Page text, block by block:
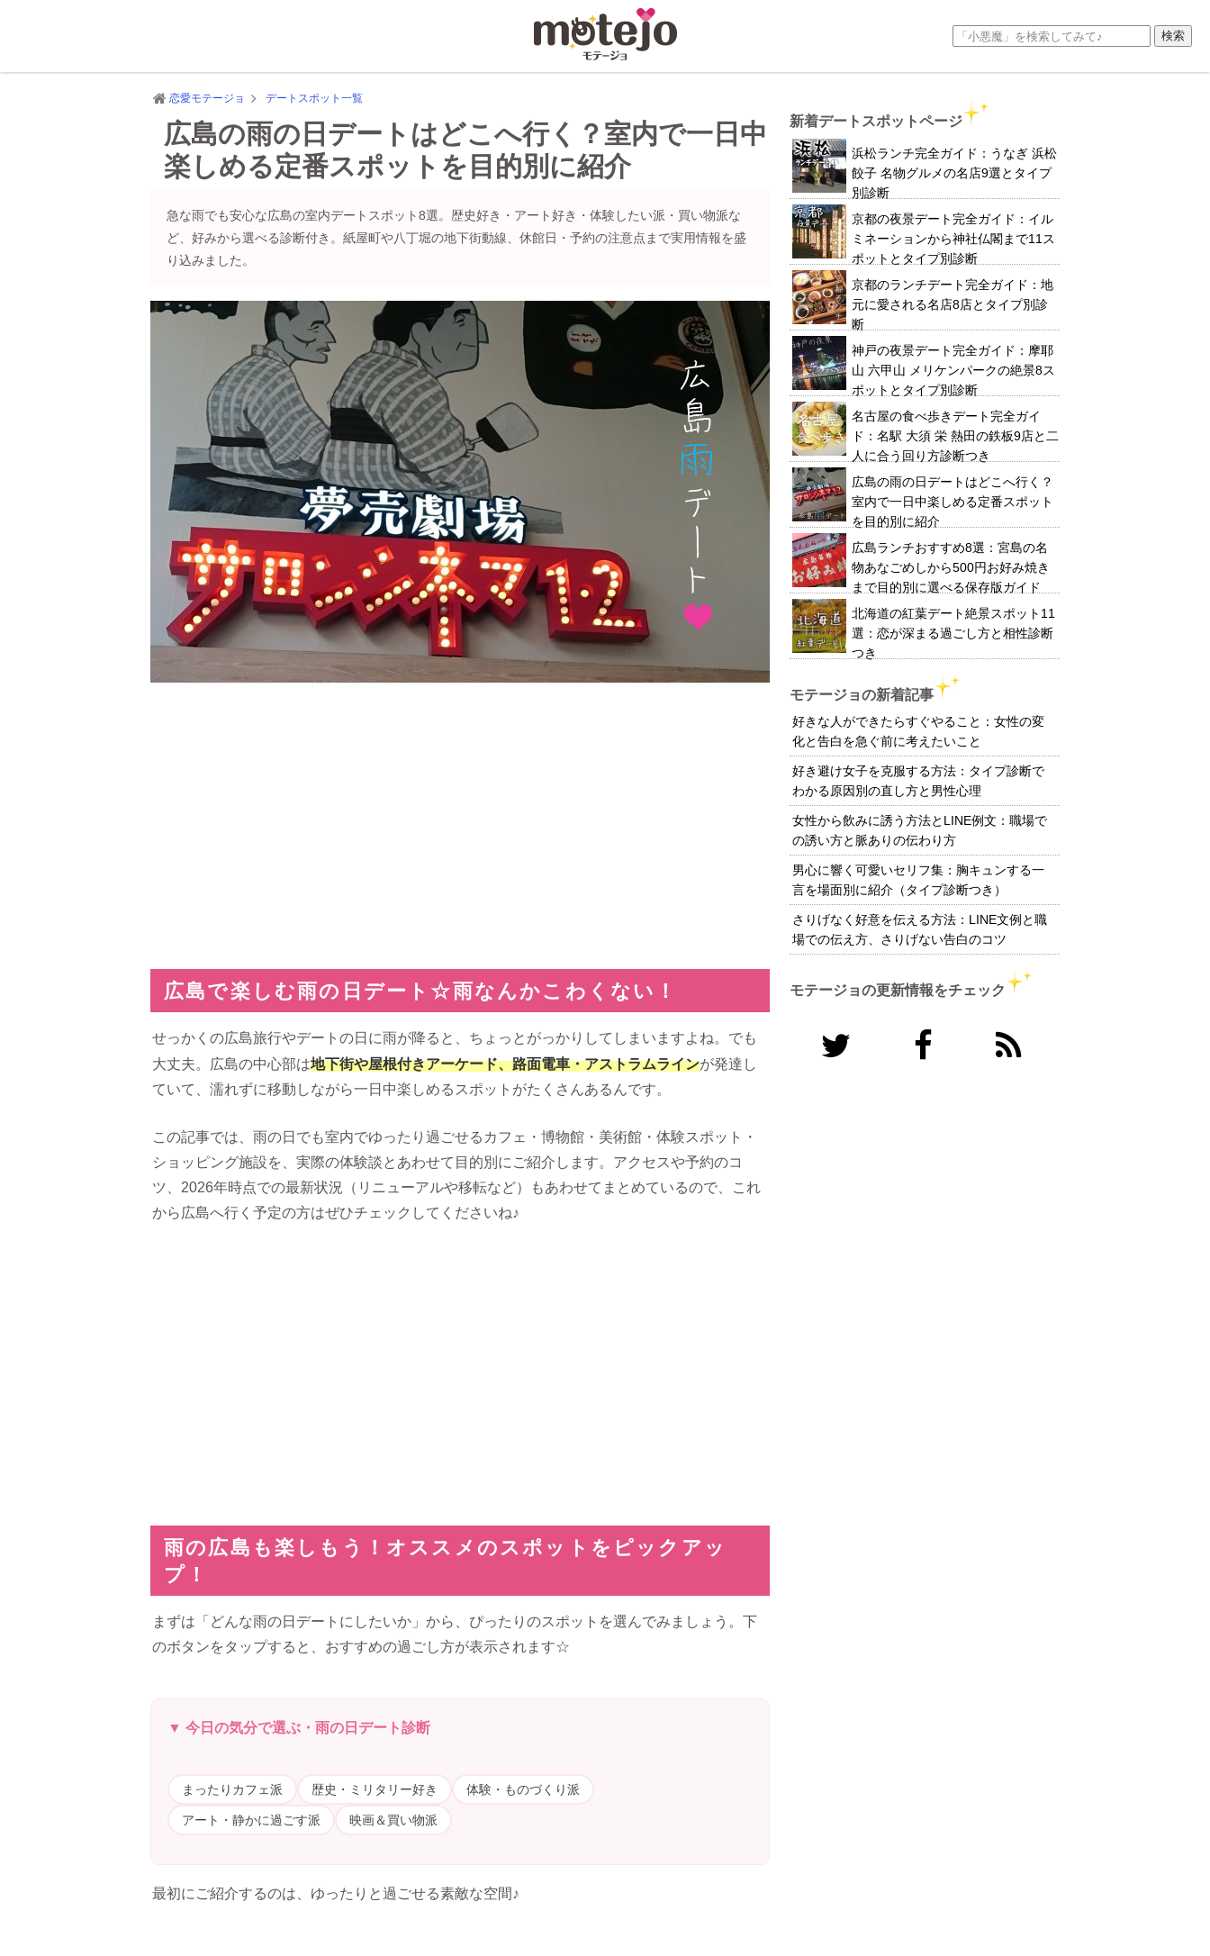
恋愛モテージョ デートスポット一覧
広島の雨の日デートはどこへ行く？室内で一日中
楽しめる定番スポットを目的別に紹介
急な雨でも安心な広島の室内デートスポット8選。歴史好き・アート好き・体験したい派・買い物派な
ど、好みから選べる診断付き。紙屋町や八丁堀の地下街動線、休館日・予約の注意点まで実用情報を盛
り込みました。
広島で楽しむ雨の日デート☆雨なんかこわくない！
せっかくの広島旅行やデートの日に雨が降ると、ちょっとがっかりしてしまいますよね。でも
大丈夫。広島の中心部は地下街や屋根付きアーケード、路面電車・アストラムラインが発達し
ていて、濡れずに移動しながら一日中楽しめるスポットがたくさんあるんです。
この記事では、雨の日でも室内でゆったり過ごせるカフェ・博物館・美術館・体験スポット・
ショッピング施設を、実際の体験談とあわせて目的別にご紹介します。アクセスや予約のコ
ツ、2026年時点での最新状況（リニューアルや移転など）もあわせてまとめているので、これ
から広島へ行く予定の方はぜひチェックしてくださいね♪
雨の広島も楽しもう！オススメのスポットをピックアッ
プ！
まずは「どんな雨の日デートにしたいか」から、ぴったりのスポットを選んでみましょう。下
のボタンをタップすると、おすすめの過ごし方が表示されます☆
▼ 今日の気分で選ぶ・雨の日デート診断
まったりカフェ派 歴史・ミリタリー好き 体験・ものづくり派
アート・静かに過ごす派 映画＆買い物派
最初にご紹介するのは、ゆったりと過ごせる素敵な空間♪
新着デートスポットページ
浜松ランチ完全ガイド：うなぎ 浜松
餃子 名物グルメの名店9選とタイプ
別診断
京都の夜景デート完全ガイド：イル
ミネーションから神社仏閣まで11ス
ポットとタイプ別診断
京都のランチデート完全ガイド：地
元に愛される名店8店とタイプ別診
断
神戸の夜景デート完全ガイド：摩耶
山 六甲山 メリケンパークの絶景8ス
ポットとタイプ別診断
名古屋の食べ歩きデート完全ガイ
ド：名駅 大須 栄 熱田の鉄板9店と二
人に合う回り方診断つき
広島の雨の日デートはどこへ行く？
室内で一日中楽しめる定番スポット
を目的別に紹介
広島ランチおすすめ8選：宮島の名
物あなごめしから500円お好み焼き
まで目的別に選べる保存版ガイド
北海道の紅葉デート絶景スポット11
選：恋が深まる過ごし方と相性診断
つき
モテージョの新着記事
好きな人ができたらすぐやること：女性の変
化と告白を急ぐ前に考えたいこと
好き避け女子を克服する方法：タイプ診断で
わかる原因別の直し方と男性心理
女性から飲みに誘う方法とLINE例文：職場で
の誘い方と脈ありの伝わり方
男心に響く可愛いセリフ集：胸キュンする一
言を場面別に紹介（タイプ診断つき）
さりげなく好意を伝える方法：LINE文例と職
場での伝え方、さりげない告白のコツ
モテージョの更新情報をチェック